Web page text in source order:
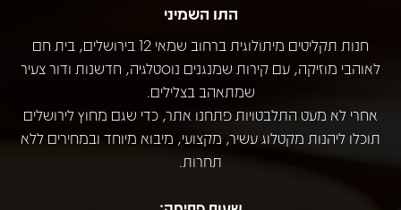
התו השמיני
חנות תקליטים מיתולוגית ברחוב שמאי 12 בירושלים, בית חם
לאוהבי מוזיקה, עם קירות שמנגנים נוסטלגיה, חדשנות ודור צעיר
שמתאהב בצלילים.
אחרי לא מעט התלבטויות פתחנו אתר, כדי שגם מחוץ לירושלים
תוכלו ליהנות מקטלוג עשיר, מקצועי, מיבוא מיוחד ובמחירים ללא
תחרות.